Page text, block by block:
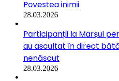
Povestea inimii
28.03.2026
Participanții la Marșul
au ascultat în direct
nenăscut
28.03.2026